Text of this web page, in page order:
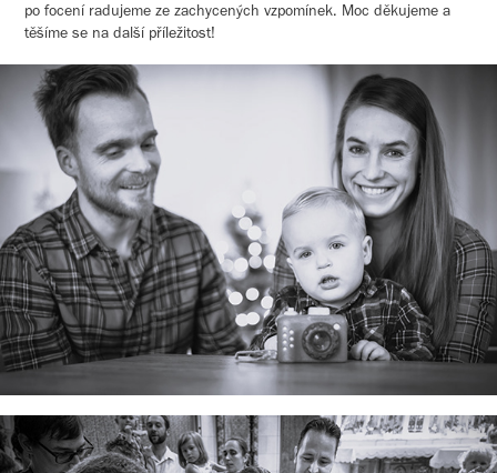
po focení radujeme ze zachycených vzpomínek. Moc děkujeme a
těšíme se na další příležitost!